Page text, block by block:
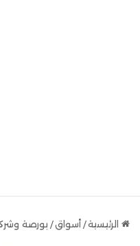
الرئيسية/ أسواق/ بورصة